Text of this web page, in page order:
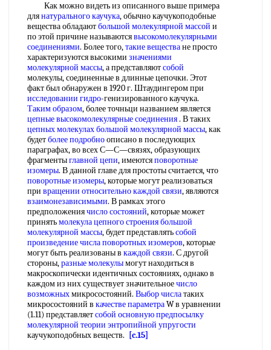
Как можно видеть из описанного выше примера
длянатурального каучука, обычно каучукоподобные
вещества обладаютбольшой молекулярной массой и
по этой причине называютсявысокомолекулярными
соединениями. Более того,такие веществане просто
характеризуются высокими значениями
молекулярной массы, а представляютсобой
молекулы, соединенные в длинные цепочки. Этот
факт был обнаружен в 1920 г. Штаудингером при
исследовании гидро-генизированного каучука.
Таким образом, более точньци названием является
цепные высокомолекулярные соединения. В таких
цепных молекулах большой молекулярной массы, как
будетболее подробноописано в последующих
параграфах, во всех С—С—связях, образующих
фрагментыглавной цепи, имеютсяповоротные
изомеры. В данной главе для простоты считается, что
поворотные изомеры, которые могут реализоваться
при вращении относительнокаждой связи, являются
взаимонезависимыми. В рамках этого
предположениячисло состояний, которые может
принятьмолекула цепного строения большой
молекулярной массы, будет представлятьсобой
произведение числаповоротных изомеров, которые
могут быть реализованы в каждой связи. С другой
стороны,разные молекулымогут находиться в
макроскопически идентичных состояниях, однако в
каждом из них существует значительноечисло
возможныхмикросостояний. Выбор числатаких
микросостояний в качестве параметраW в уравнении
(1.11) представляетсобой основную предпосылку
молекулярной теории энтропийной упругости
каучукоподобных веществ.
[c.15]